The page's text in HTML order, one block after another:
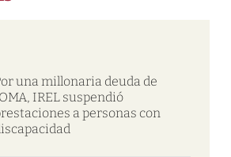
una millonaria deuda de
IREL suspendió
a personas con